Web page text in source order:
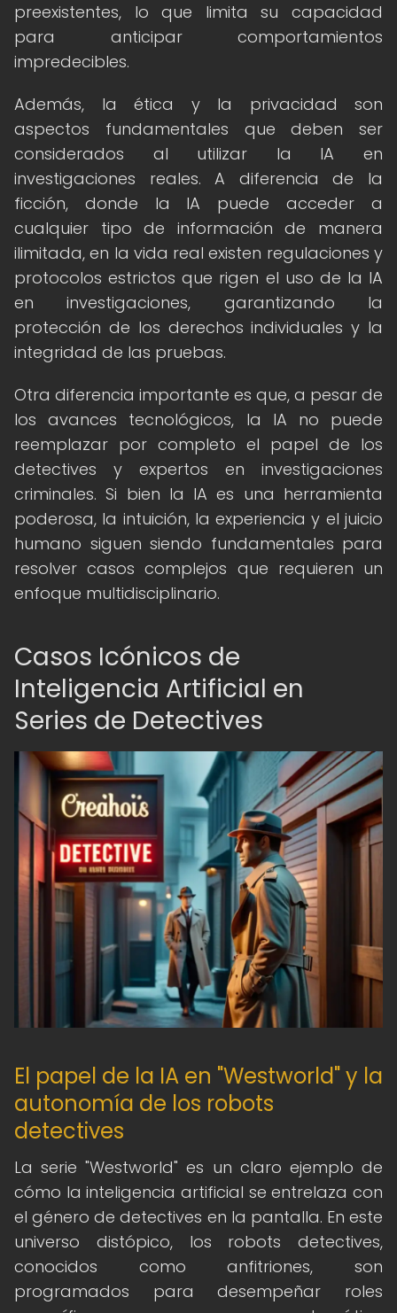
preexistentes, lo que limita su capacidad
para anticipar comportamientos
impredecibles.
Además, la ética y la privacidad son
aspectos fundamentales que deben ser
considerados al utilizar la IA en
investigaciones reales. A diferencia de la
ficción, donde la IA puede acceder a
cualquier tipo de información de manera
ilimitada, en la vida real existen regulaciones y
protocolos estrictos que rigen el uso de la IA
en investigaciones, garantizando la
protección de los derechos individuales y la
integridad de las pruebas.
Otra diferencia importante es que, a pesar de
los avances tecnológicos, la IA no puede
reemplazar por completo el papel de los
detectives y expertos en investigaciones
criminales. Si bien la IA es una herramienta
poderosa, la intuición, la experiencia y el juicio
humano siguen siendo fundamentales para
resolver casos complejos que requieren un
enfoque multidisciplinario.
Casos Icónicos de
Inteligencia Artificial en
Series de Detectives
El papel de la IA en "Westworld" y la
autonomía de los robots
detectives
La serie "Westworld" es un claro ejemplo de
cómo la inteligencia artificial se entrelaza con
el género de detectives en la pantalla. En este
universo distópico, los robots detectives,
conocidos como anfitriones, son
programados para desempeñar roles